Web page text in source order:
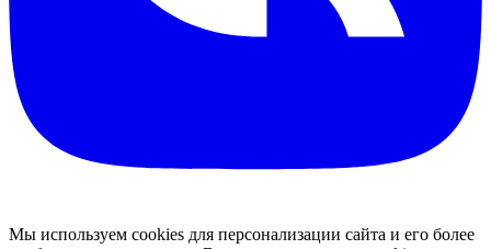
Мы используем cookies для персонализации сайта и его более